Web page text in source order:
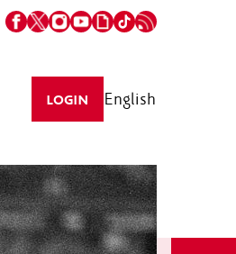
LOGIN English